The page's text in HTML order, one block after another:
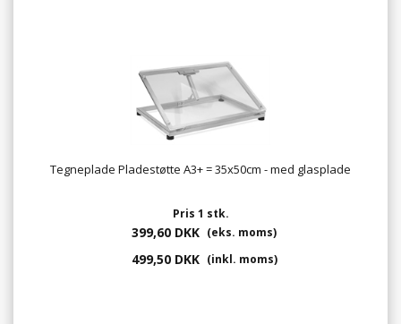
Tegneplade Pladestøtte A3+ = 35x50cm - med glasplade
Pris 1 stk.
399,60 DKK (eks. moms)
499,50 DKK (inkl. moms)